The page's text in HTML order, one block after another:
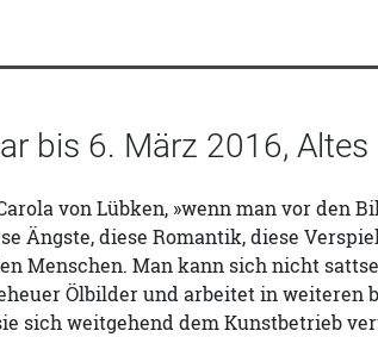
bis 6. März 2016,
von Lübken, »wenn man vor den
Ängste, diese Romantik, diese
Menschen. Man kann sich nicht
Ölbilder und arbeitet in
sich weitgehend dem Kunstbetrieb